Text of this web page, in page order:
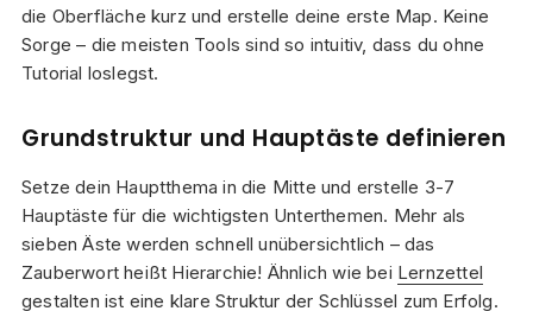
die Oberfläche kurz und erstelle deine erste Map. Keine
Sorge – die meisten Tools sind so intuitiv, dass du ohne
Tutorial loslegst.
Grundstruktur und Hauptäste definieren
Setze dein Hauptthema in die Mitte und erstelle 3-7
Hauptäste für die wichtigsten Unterthemen. Mehr als
sieben Äste werden schnell unübersichtlich – das
Zauberwort heißt Hierarchie! Ähnlich wie bei Lernzettel
gestalten ist eine klare Struktur der Schlüssel zum Erfolg.